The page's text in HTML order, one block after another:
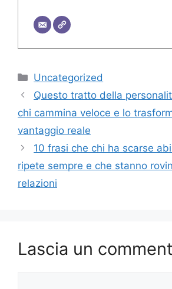
Categorie
Uncategorized
Questo tratto della
chi cammina veloce e lo
vantaggio reale
10 frasi che chi ha scarse
ripete sempre e che stanno
relazioni
Lascia un